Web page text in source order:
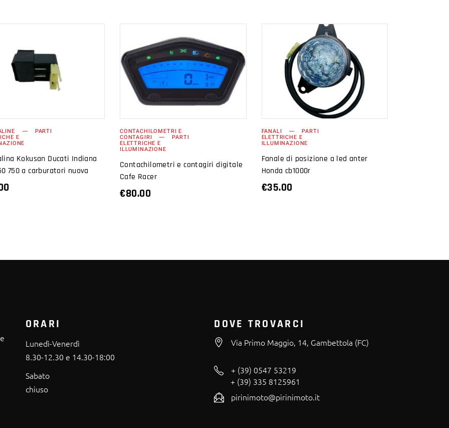
AGGIUNGI AL
CARRELLO
PARTI
E
Kokusan Ducati Indiana
750 a carburatori nuova
AGGIUNGI AL
CARRELLO
CONTACHILOMETRI E
CONTAGIRI PARTI
ELETTRICHE E
ILLUMINAZIONE
Contachilometri e contagiri digitale
Cafe Racer
€80.00
AGGIUNGI AL
CARRELLO
FANALI PARTI
ELETTRICHE E
ILLUMINAZIONE
Fanale di posizione a led anter
Honda cb1000r
€35.00
ORARI
Lunedì-Venerdì
8.30-12.30 e 14.30-18:00
Sabato
chiuso
DOVE TROVARCI
Via Primo Maggio, 14, Gambettola (FC)
+ (39) 0547 53219
+ (39) 335 8125961
pirinimoto@pirinimoto.it